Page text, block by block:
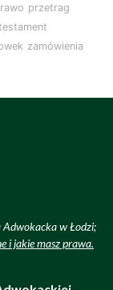
przetrag
zamówienia
w Łodzi;
i jakie masz prawa.